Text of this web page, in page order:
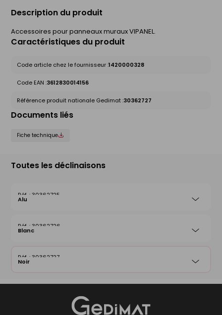
Description du produit
Accessoires pour panneaux muraux VIPANEL.
Caractéristiques du produit
Code article chez le fournisseur :1420000328
Code EAN :3612830014156
Référence produit nationale Gedimat :30362727
Documents liés
Fiche technique
Toutes les déclinaisons
30362725
Alu
30362726
Blanc
30362727
Noir